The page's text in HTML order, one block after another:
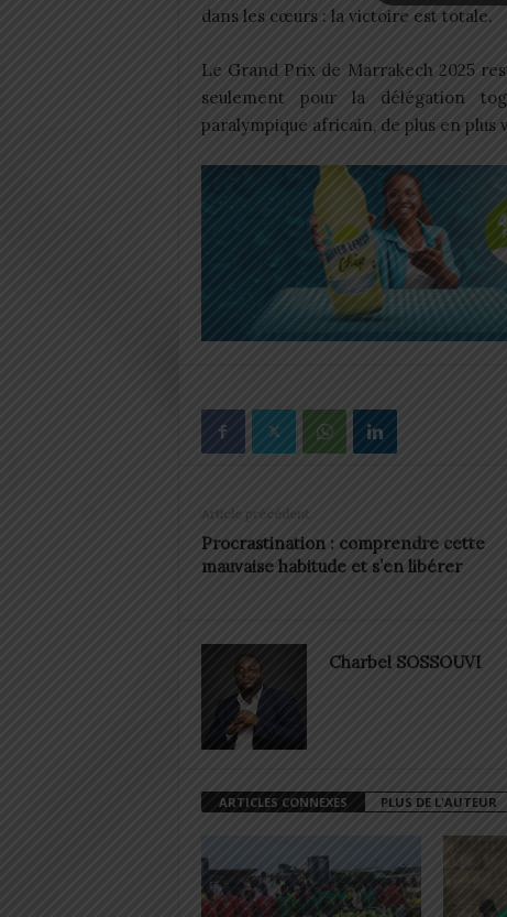
dans les cœurs : la victoire est totale.
Le Grand Prix de Marrakech 2025
seulement pour la délégation
paralympique africain, de plus en
Article précédent
Procrastination : comprendre cette
mauvaise habitude et s’en libérer
Charbel SOSSOUVI
ARTICLES CONNEXES PLUS DE L'AUTEUR